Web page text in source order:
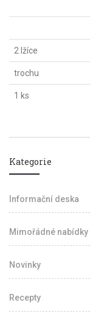
2 lžíce
trochu
1 ks
Kategorie
Informační deska
Mimořádné nabídky
Novinky
Recepty